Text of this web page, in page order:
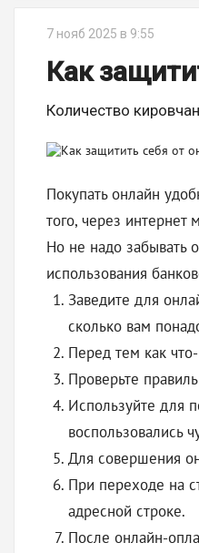
7 нояб 2025 в 9:55
Как
Количество
Покупать онлайн
того, через интернет
Но не надо забывать
использования
Заведите для
сколько вам
Перед тем как
Проверьте
Используйте для
воспользовались
Для совершения
При переходе на
адресной строке.
После онлайн-